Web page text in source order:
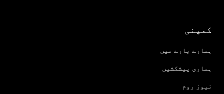
کمپنی
ہمارے بارے میں
ہماری پیشکشیں
نیوز روم